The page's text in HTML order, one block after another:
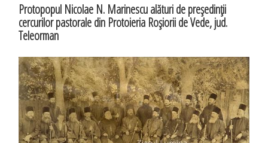
Protopopul Nicolae N. Marinescu alături de preşedinţii
cercurilor pastorale din Protoieria Roşiorii de Vede, jud.
Teleorman